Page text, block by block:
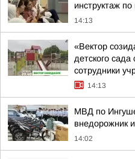
инструктаж
14:13
«Вектор
детского
сотрудники
14:13
МВД по
внедорожник
14:02